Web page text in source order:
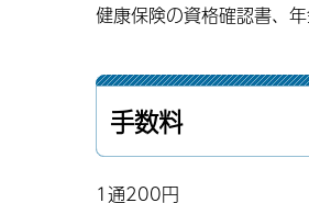
健康保険の資格確認書、
手数料
1通200円